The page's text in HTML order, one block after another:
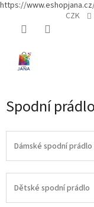
https://
CZK
Spodní prádlo
Dámské spodní prádlo
Dětské spodní prádlo